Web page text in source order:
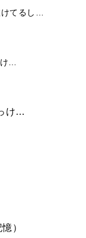
てるし…
…
け…
）